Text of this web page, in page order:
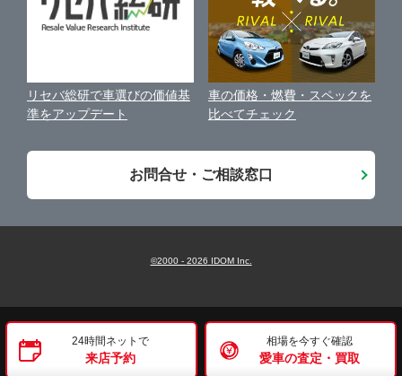
24時間ネットで
来店予約
相場を今すぐ確認
愛車の査定・買取
古物営業法に基づく表示
お客様の声
会社案内
リセバ総研で車選びの価値基
準をアップデート
車の価格・燃費・スペックを
比べてチェック
お問合せ・ご相談窓口
©2000 - 2026 IDOM Inc.